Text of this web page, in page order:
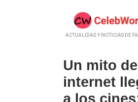
ACTUALIDAD Y NOTICIAS DE
Un mito de
internet
a los